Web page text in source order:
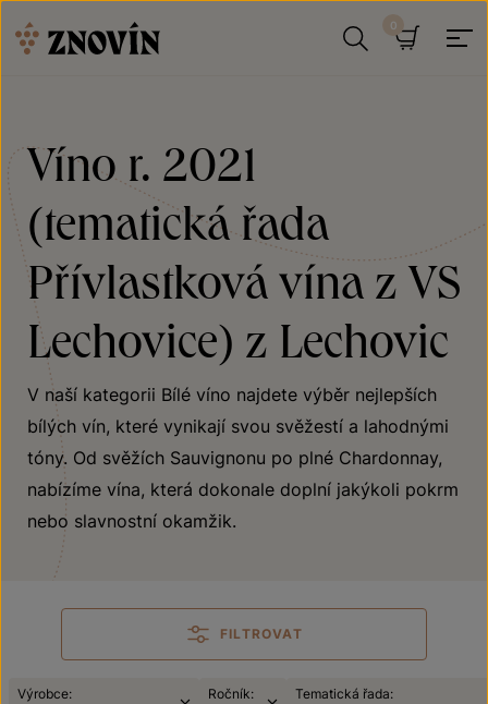
Víno r. 2021
(tematická řada
Přívlastková vína z VS
Lechovice) z Lechovic
V naší kategorii Bílé víno najdete výběr nejlepších
bílých vín, které vynikají svou svěžestí a lahodnými
tóny. Od svěžích Sauvignonu po plné Chardonnay,
nabízíme vína, která dokonale doplní jakýkoli pokrm
nebo slavnostní okamžik.
FILTROVAT
Výrobce:
Ročník:
Tematická řada: